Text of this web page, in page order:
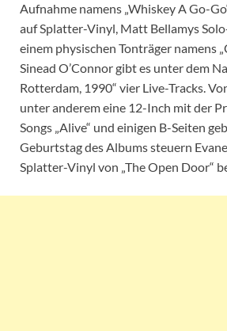
Aufnahme namens „Whiskey A Go-
auf Splatter-Vinyl, Matt Bellamys
einem physischen Tonträger namens
Sinead O’Connor gibt es unter dem
Rotterdam, 1990“ vier Live-Tracks.
unter anderem eine 12-Inch mit der
Songs „Alive“ und einigen B-Seiten
Geburtstag des Albums steuern
Splatter-Vinyl von „The Open Door“